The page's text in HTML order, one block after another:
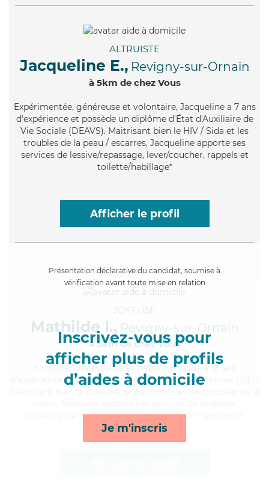
ALTRUISTE
Jacqueline E., Revigny-sur-Ornain
à 5km de chez Vous
Expérimentée, généreuse et volontaire, Jacqueline a 7 ans
d'expérience et possède un diplôme d'État d'Auxiliaire de
Vie Sociale (DEAVS). Maitrisant bien le HIV / Sida et les
troubles de la peau / escarres, Jacqueline apporte ses
services de lessive/repassage, lever/coucher, rappels et
toilette/habillage*
Afficher le profil
Présentation déclarative du candidat, soumise à
vérification avant toute mise en relation
Inscrivez-vous pour
afficher plus de profils
d’aides à domicile
Je m'inscris
JOYEUSE
Mathilde I., Revigny-sur-Ornain
à 5km de chez Vous
, chaleureuse et fiable, Mathilde a 18 ans
d'expérience et possède un diplôme d'Etat d'infirmier (DEI).
surveillance de nuit, courses/livraison et transports*